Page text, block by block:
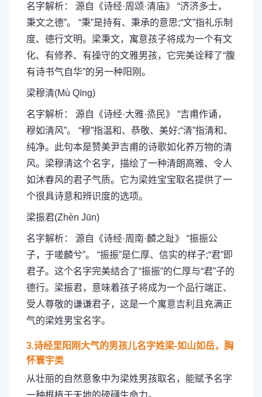
名字解析： 源自《诗经·周颂·清庙》 “济济多士，
秉文之德”。 “秉”是持有、秉承的意思;“文”指礼乐制
度、德行文明。梁秉文，寓意孩子将成为一个有文
化、有修养、有操守的文雅男孩，它完美诠释了“腹
有诗书气自华”的另一种阳刚。
梁穆清(Mù Qīng)
名字解析： 源自《诗经·大雅·烝民》 “吉甫作诵，
穆如清风”。 “穆”指温和、恭敬、美好;“清”指清和、
纯净。此句本是赞美尹吉甫的诗歌如化养万物的清
风。梁穆清这个名字，描绘了一种清朗高雅、令人
如沐春风的君子气质。它为梁姓宝宝取名提供了一
个很具诗意和辨识度的选项。
梁振君(Zhèn Jūn)
名字解析： 源自《诗经·周南·麟之趾》 “振振公
子，于嗟麟兮”。 “振振”是仁厚、信实的样子;“君”即
君子。这个名字完美结合了“振振”的仁厚与“君”子的
德行。梁振君，意味着孩子将成为一个品行端正、
受人尊敬的谦谦君子，这是一个寓意吉利且充满正
气的梁姓男宝名字。
3.诗经里阳刚大气的男孩儿名字姓梁-如山如岳，胸
怀寰宇类
从壮丽的自然意象中为梁姓男孩取名，能赋予名字
一种根植于天地的磅礴生命力。